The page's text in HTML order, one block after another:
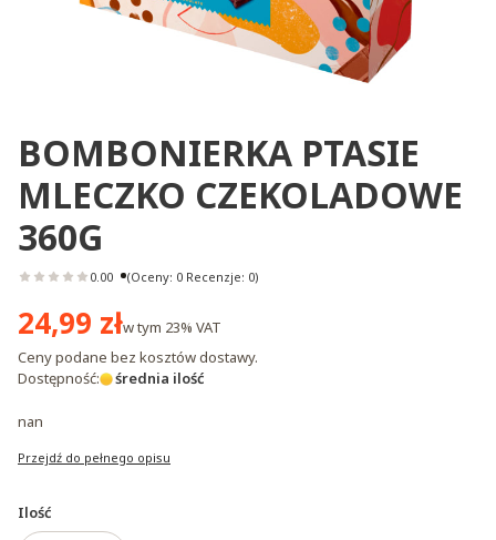
BOMBONIERKA PTASIE
MLECZKO CZEKOLADOWE
360G
0.00 (Oceny: 0 Recenzje: 0)
Cena
24,99 złw tym 23% VAT
Ceny podane bez kosztów dostawy.
Dostępność:
średnia ilość
nan
Przejdź do pełnego opisu
Ilość